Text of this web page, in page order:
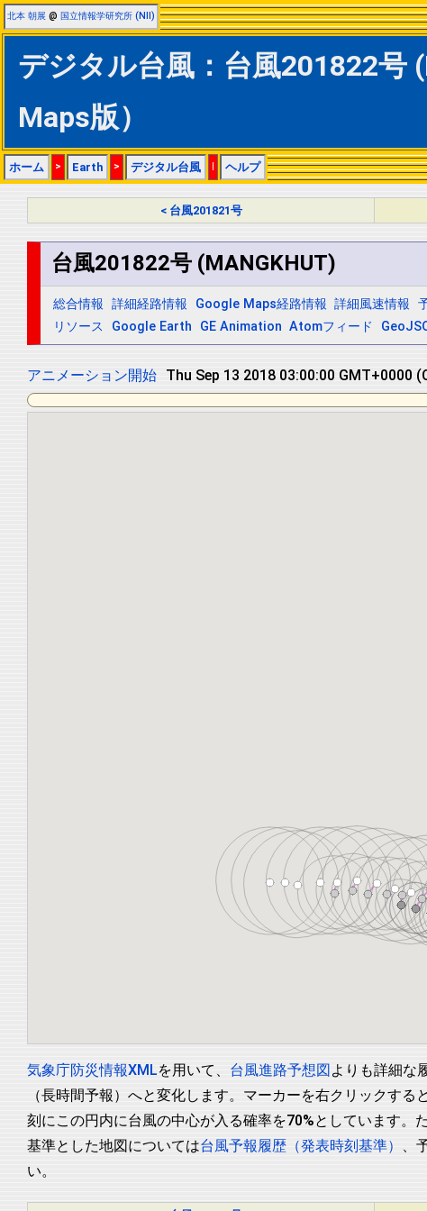
北本 朝展 @ 国立情報学研究所 (NII)
デジタル台風：台風201822号
Maps版）
ホーム > Earth > デジタル台風 | ヘルプ
< 台風201821号
台風201822号 (MANGKHUT)
総合情報 詳細経路情報 Google Maps経路情報 詳細風速情報
リソース
Google Earth GE Animation Atomフィード
アニメーション開始 Thu Sep 13 2018 23:00:00 GMT+0000
気象庁防災情報XMLを用いて、 台風進路予想図 よりも詳細な
（長時間予報）へと変化します。マーカーを右クリックす
刻にこの円内に台風の中心が入る確率を70%としています。
基準とした地図については台風予報履歴（発表時刻基準） 、
い。